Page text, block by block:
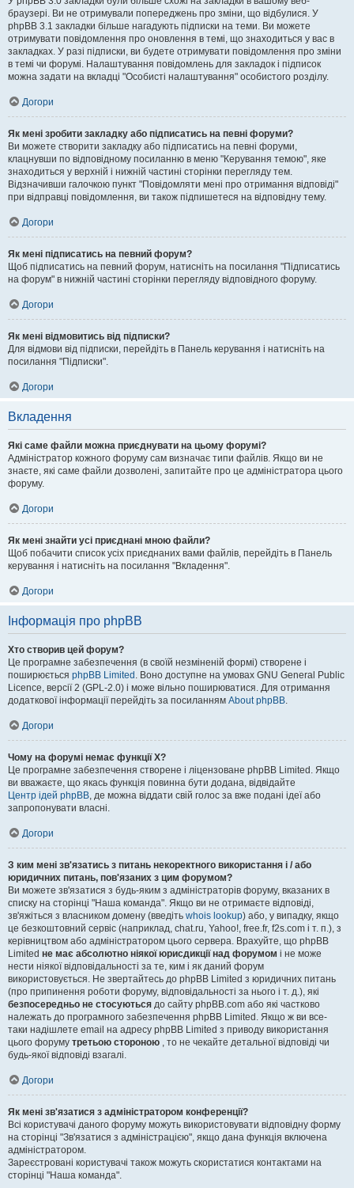
браузері. Ви не отримували попереджень про зміни, що відбулися. У
phpBB 3.1 закладки більше нагадують підписки на теми. Ви можете
отримувати повідомлення про оновлення в темі, що знаходиться у вас в
закладках. У разі підписки, ви будете отримувати повідомлення про зміни
в темі чи форумі. Налаштування повідомлень для закладок і підписок
можна задати на вкладці "Особисті налаштування" особистого розділу.
Догори
Як мені зробити закладку або підписатись на певні форуми?
Ви можете створити закладку або підписатись на певні форуми,
клацнувши по відповідному посиланню в меню "Керування темою", яке
знаходиться у верхній і нижній частині сторінки перегляду тем.
Відзначивши галочкою пункт "Повідомляти мені про отримання відповіді"
при відправці повідомлення, ви також підпишетеся на відповідну тему.
Догори
Як мені підписатись на певний форум?
Щоб підписатись на певний форум, натисніть на посилання "Підписатись
на форум" в нижній частині сторінки перегляду відповідного форуму.
Догори
Як мені відмовитись від підписки?
Для відмови від підписки, перейдіть в Панель керування і натисніть на
посилання "Підписки".
Догори
Вкладення
Які саме файли можна приєднувати на цьому форумі?
Адміністратор кожного форуму сам визначає типи файлів. Якщо ви не
знаєте, які саме файли дозволені, запитайте про це адміністратора цього
форуму.
Догори
Як мені знайти усі приєднані мною файли?
Щоб побачити список усіх приєднаних вами файлів, перейдіть в Панель
керування і натисніть на посилання "Вкладення".
Догори
Інформація про phpBB
Хто створив цей форум?
Це програмне забезпечення (в своїй незміненій формі) створене і
поширюється phpBB Limited . Воно доступне на умовах GNU General Public
Licence, версії 2 (GPL-2.0) і може вільно поширюватися. Для отримання
додаткової інформації перейдіть за посиланням About phpBB.
Догори
Чому на форумі немає функції X?
Це програмне забезпечення створене і ліцензоване phpBB Limited. Якщо
ви вважаєте, що якась функція повинна бути додана, відвідайте
Центр ідей phpBB, де можна віддати свій голос за вже подані ідеї або
запропонувати власні.
Догори
З ким мені зв'язатись з питань некоректного використання і / або
юридичних питань, пов'язаних з цим форумом?
Ви можете зв'язатися з будь-яким з адміністраторів форуму, вказаних в
списку на сторінці "Наша команда". Якщо ви не отримаєте відповіді,
зв'яжіться з власником домену (введіть whois lookup) або, у випадку, якщо
це безкоштовний сервіс (наприклад, chat.ru, Yahoo!, free.fr, f2s.com і т. п.), з
керівництвом або адміністратором цього сервера. Врахуйте, що phpBB
Limited не має абсолютно ніякої юрисдикції над форумом і не може
нести ніякої відповідальності за те, ким і як даний форум
використовується. Не звертайтесь до phpBB Limited з юридичних питань
(про припинення роботи форуму, відповідальності за нього і т. д.), які
безпосередньо не стосуються до сайту phpBB.com або які частково
належать до програмного забезпечення phpBB Limited. Якщо ж ви все-
таки надішлете email на адресу phpBB Limited з приводу використання
цього форуму третьою стороною , то не чекайте детальної відповіді чи
будь-якої відповіді взагалі.
Догори
Як мені зв'язатися з адміністратором конференції?
Всі користувачі даного форуму можуть використовувати відповідну форму
на сторінці "Зв'язатися з адміністрацією", якщо дана функція включена
адміністратором.
Зареєстровані користувачі також можуть скористатися контактами на
сторінці "Наша команда".